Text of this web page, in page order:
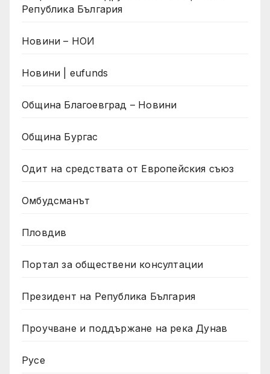
Република България
Новини – НОИ
Новини | eufunds
Община Благоевград – Новини
Община Бургас
Одит на средствата от Европейския съюз
Омбудсманът
Пловдив
Портал за обществени консултации
Президент на Република България
Проучване и поддържане на река Дунав
Русе